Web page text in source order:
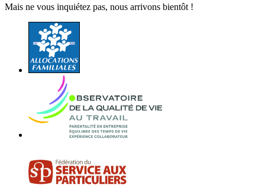
Mais ne vous inquiétez pas, nous arrivons bientôt !